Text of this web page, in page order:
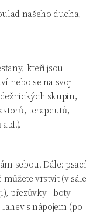
našeho ducha,
kteří jsou
nebo se na svoji
skupin,
terapeutů,
sebou. Dále: psací
vrstvit (v sále
přezůvky - boty
s nápojem (po